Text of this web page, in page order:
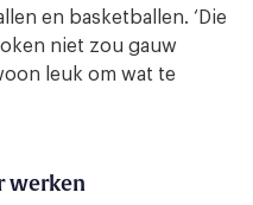
en basketballen. ‘Die
niet zou gauw
leuk om wat te
werken